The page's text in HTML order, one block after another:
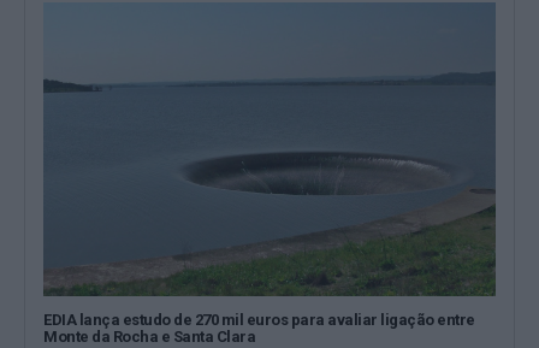
EDIA lança estudo de 270 mil euros para avaliar ligação entre
Monte da Rocha e Santa Clara